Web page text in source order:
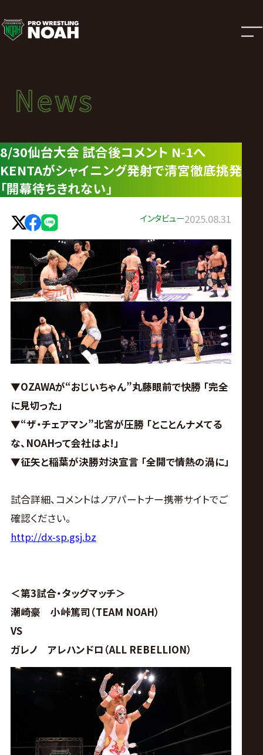
ニ
ュ
ー
ス
|
プ
ロ
レ
ス
リ
ン
グ・
ノ
ア
公
式
サ
ト
News
ニュース
News
8/30仙台大会 試合後コメント N-1へ
KENTAがシャイニング発射で清宮徹底挑発
「開幕待ちきれない」
インタビュー2025.08.31
▼OZAWAが“おじいちゃん”丸藤眼前で快勝 「完全
に見切った」
▼“ザ・チェアマン”北宮が圧勝 「とことんナメてる
な、NOAHって会社はよ!」
▼征矢と稲葉が決勝対決宣言 「全開で情熱の渦に」
試合詳細、コメントはノアパートナー携帯サイトでご
確認ください。
http://dx-sp.gsj.bz
＜第3試合・タッグマッチ＞
潮崎豪 小峠篤司（TEAM NOAH）
VS
ガレノ アレハンドロ（ALL REBELLION）